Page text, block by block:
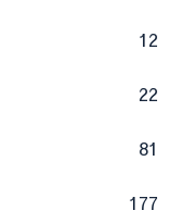
12
22
81
177